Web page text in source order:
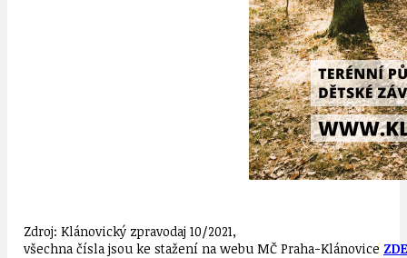
Zdroj: Klánovický zpravodaj 10/2021,
všechna čísla jsou ke stažení na webu MČ Praha-Klánovice ZDE